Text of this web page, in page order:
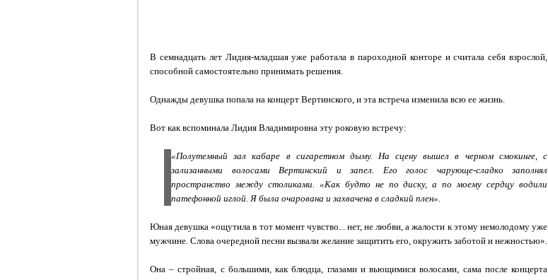
В семнадцать лет Лидия-младшая уже работала в пароходной конторе и считала себя взрослой,
способной самостоятельно принимать решения.
Однажды девушка попала на концерт Вертинского, и эта встреча изменила всю ее жизнь.
Вот как вспоминала Лидия Владимировна эту роковую встречу:
«Полутемный зал кабаре в сигаретном дыму. На сцену вышел в черном смокинге, с
зализанными волосами Вертинский и запел. Его голос чарующе-сладко заполнял
пространство между столиками. «Как будто не по диску, а по моему сердцу водили
патефонной иглой. Я была очарована и захвачена в сладкий плен».
Юная девушка «ощутила в тот момент чувство... нет, не любви, а жалости к этому немолодому уже
мужчине. Слова очередной песни вызвали желание защитить его, окружить заботой и нежностью».
Она – стройная, с большими, как блюдца, глазами и вьющимися волосами, сама после концерта